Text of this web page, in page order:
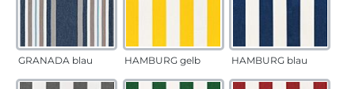
GRANADA blau HAMBURG gelb HAMBURG blau